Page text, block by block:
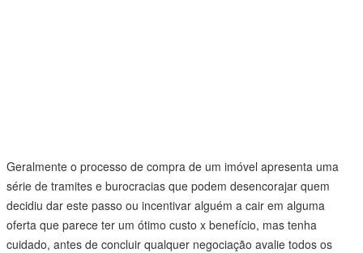
Geralmente o processo de compra de um imóvel apresenta uma
série de tramites e burocracias que podem desencorajar quem
decidiu dar este passo ou incentivar alguém a cair em alguma
oferta que parece ter um ótimo custo x benefício, mas tenha
cuidado, antes de concluir qualquer negociação avalie todos os